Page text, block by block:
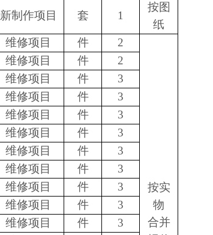
新制作项目 套 1
按图
纸
维修项目 件 2
按实
物
合并
维修项目 件
2
维修项目 件
3
维修项目 件
3
维修项目 件
3
维修项目 件
3
维修项目 件
3
维修项目 件
3
维修项目 件
3
维修项目 件
3
维修项目 件
3